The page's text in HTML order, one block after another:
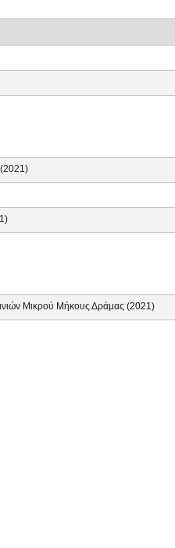
Μικρού Μήκους Δράμας (2021)